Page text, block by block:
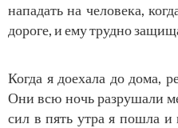
нападать на человека,
дороге, и ему трудно
Когда я доехала до дома,
Они всю ночь разрушали
сил в пять утра я пошла и